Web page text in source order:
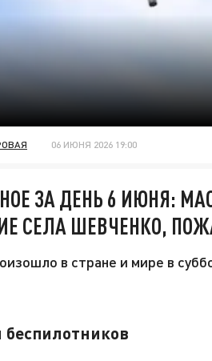
06 ИЮНЯ 2026 19:00
ЗА ДЕНЬ 6 ИЮНЯ:
СЕЛА ШЕВЧЕНКО,
в стране и мире в
беспилотников